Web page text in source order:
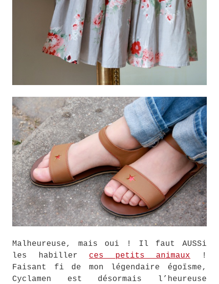
Malheureuse, mais oui ! Il faut AUSSi
les habiller ces petits animaux !
Faisant fi de mon légendaire égoïsme,
Cyclamen est désormais l’heureuse